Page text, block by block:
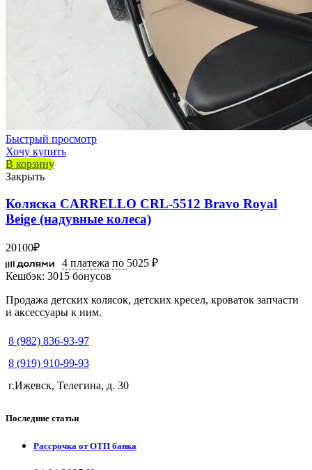
Быстрый просмотр
Хочу купить
В корзину
Закрыть
Коляска CARRELLO CRL-5512 Bravo Royal
Beige (надувные колеса)
20100₽
4 платежа по 5025 ₽
Кешбэк: 3015 бонусов
Продажа детских колясок, детских кресел, кроваток запчасти
и аксессуары к ним.
8 (982) 836-93-97
8 (919) 910-99-93
г.Ижевск, Телегина, д. 30
Последние статьи
Рассрочка от ОТП банка